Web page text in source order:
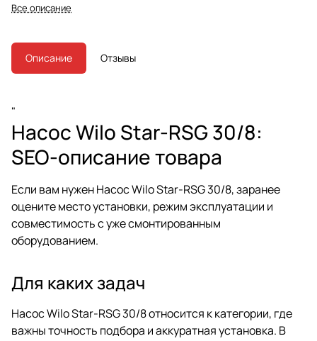
Все описание
Описание Отзывы
"
Насос Wilo Star-RSG 30/8:
SEO-описание товара
Если вам нужен Насос Wilo Star-RSG 30/8, заранее
оцените место установки, режим эксплуатации и
совместимость с уже смонтированным
оборудованием.
Для каких задач
Насос Wilo Star-RSG 30/8 относится к категории, где
важны точность подбора и аккуратная установка. В